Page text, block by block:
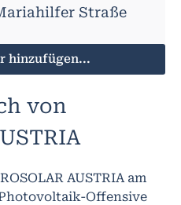
Straße
hinzufügen...
von
AUSTRIA am
Photovoltaik-Offensive